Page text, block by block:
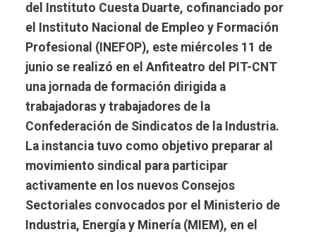
del Instituto Cuesta Duarte, cofinanciado por
el Instituto Nacional de Empleo y Formación
Profesional (INEFOP), este miércoles 11 de
junio se realizó en el Anfiteatro del PIT-CNT
una jornada de formación dirigida a
trabajadoras y trabajadores de la
Confederación de Sindicatos de la Industria.
La instancia tuvo como objetivo preparar al
movimiento sindical para participar
activamente en los nuevos Consejos
Sectoriales convocados por el Ministerio de
Industria, Energía y Minería (MIEM), en el